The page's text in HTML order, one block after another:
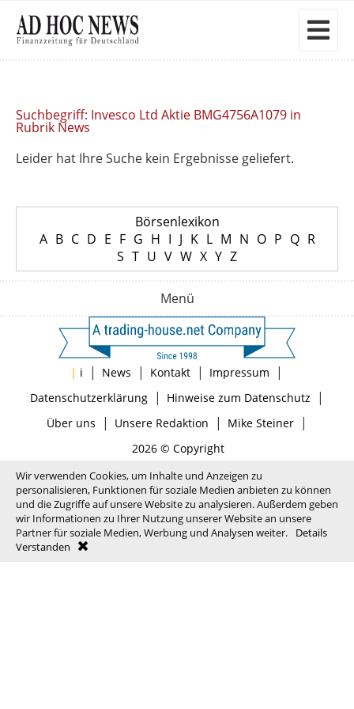
Suchbegriff: Invesco Ltd Aktie BMG4756A1079 in
Rubrik News
Leider hat Ihre Suche kein Ergebnisse geliefert.
Börsenlexikon
A B C D E F G H I J K L M N O P Q R
S T U V W X Y Z
Menü
| i | News | Kontakt | Impressum |
Datenschutzerklärung| Hinweise zum Datenschutz |
Über uns | Unsere Redaktion | Mike Steiner|
2026 © Copyright
Wir verwenden Cookies, um Inhalte und Anzeigen zu
personalisieren, Funktionen für soziale Medien anbieten zu können
und die Zugriffe auf unsere Website zu analysieren. Außerdem geben
wir Informationen zu Ihrer Nutzung unserer Website an unsere
Partner für soziale Medien, Werbung und Analysen weiter.
Details
Verstanden